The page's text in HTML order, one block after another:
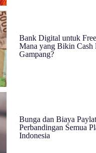
Bank Digital untuk
Mana yang Bikin Cash
Gampang?
Bunga dan Biaya
Perbandingan Semua
Indonesia